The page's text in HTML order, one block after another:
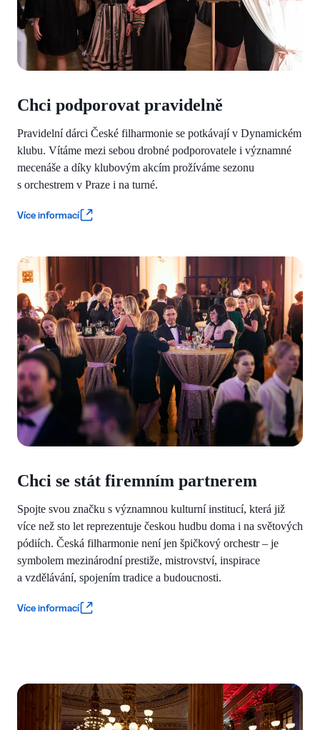
Chci podporovat pravidelně
Pravidelní dárci České filharmonie se potkávají v Dynamickém
klubu. Vítáme mezi sebou drobné podporovatele i významné
mecenáše a díky klubovým akcím prožíváme sezonu
s orchestrem v Praze i na turné.
Více informací
Chci se stát firemním partnerem
Spojte svou značku s významnou kulturní institucí, která již
více než sto let reprezentuje českou hudbu doma i na světových
pódiích. Česká filharmonie není jen špičkový orchestr – je
symbolem mezinárodní prestiže, mistrovství, inspirace
a vzdělávání, spojením tradice a budoucnosti.
Více informací